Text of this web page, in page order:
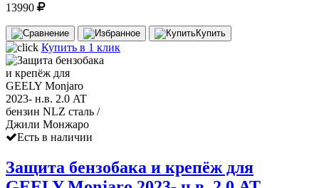
13990
Купить
Купить в 1 клик
Есть в наличии
Защита бензобака и крепёж для